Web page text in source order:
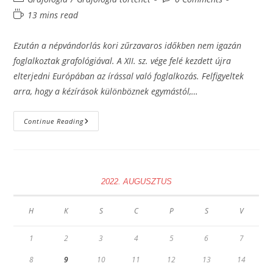
category:
Reading13 mins read
Ezután a népvándorlás kori zűrzavaros időkben nem igazán
foglalkoztak grafológiával. A XII. sz. vége felé kezdett újra
elterjedni Európában az írással való foglalkozás. Felfigyeltek
arra, hogy a kézírások különböznek egymástól,…
Continue ReadingA
Grafológia
2022. AUGUSZTUS
H K S C P S V
1 2 3 4 5 6 7
8 9 10 11 12 13 14